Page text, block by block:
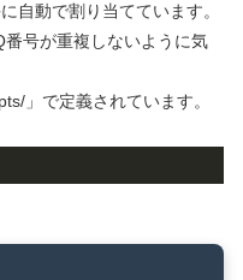
自動で割り当てています。
号が重複しないように気
」で定義されています。